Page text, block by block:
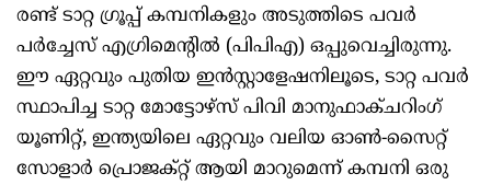
രണ്ട് ടാറ്റ ഗ്രൂപ്പ് കമ്പനികളും അടുത്തിടെ പവർ
പർച്ചേസ് എഗ്രിമെന്റിൽ (പിപിഎ) ഒപ്പുവെച്ചിരുന്നു.
ഈ ഏറ്റവും പുതിയ ഇൻസ്റ്റാളേഷനിലൂടെ, ടാറ്റ പവർ
സ്ഥാപിച്ച ടാറ്റ മോട്ടോഴ്‌സ് പിവി മാനുഫാക്‌ചറിംഗ്
യൂണിറ്റ്, ഇന്ത്യയിലെ ഏറ്റവും വലിയ ഓൺ-സൈറ്റ്
സോളാർ പ്രൊജക്റ്റ് ആയി മാറുമെന്ന് കമ്പനി ഒരു